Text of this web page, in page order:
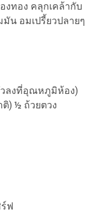
งทอง คลุกเคล้ากับ
น อมเปรี้ยวปลายๆ
ลงที่อุณหภูมิห้อง)
) ½ ถ้วยตวง
ฟ